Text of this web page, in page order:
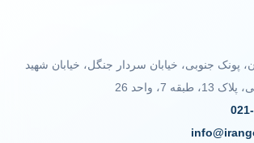
پونک جنوبی، خیابان سردار جنگل، خیابان شهید
7، واحد 26